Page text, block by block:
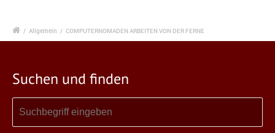
/ Allgemein / COMPUTERNOMADEN ARBEITEN VON DER FERNE
Suchen und finden